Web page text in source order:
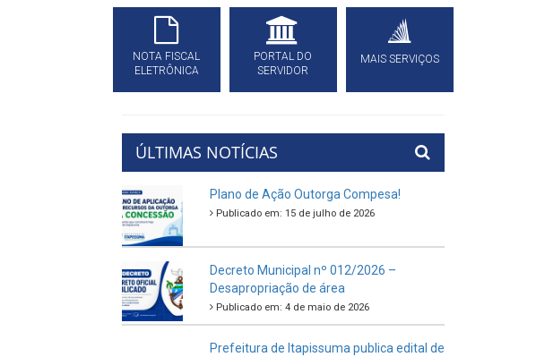
NOTA FISCAL
ELETRÔNICA
PORTAL DO
SERVIDOR
MAIS SERVIÇOS
ÚLTIMAS NOTÍCIAS
Plano de Ação Outorga Compesa!
Publicado em: 15 de julho de 2026
Decreto Municipal nº 012/2026 –
Desapropriação de área
Publicado em: 4 de maio de 2026
Prefeitura de Itapissuma publica edital de